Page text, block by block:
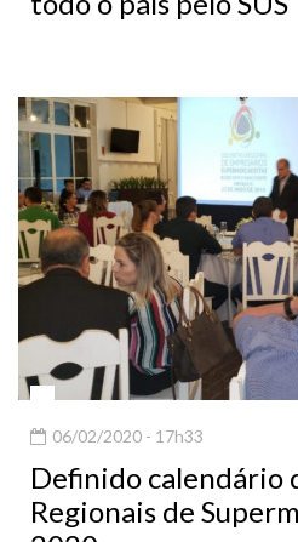
Definido calendário
Regionais de
2020